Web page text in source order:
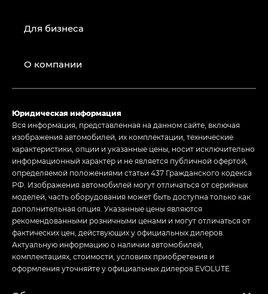
Для бизнеса
О компании
Юридическая информация
Вся информация, представленная на данном сайте, включая
изображения автомобилей, их комплектации, технические
характеристики, опции и указанные цены, носит исключительно
информационный характер и не является публичной офертой,
определяемой положениями статьи 437 Гражданского кодекса
РФ. Изображения автомобилей могут отличаться от серийных
моделей, часть оборудования может быть доступна только как
дополнительная опция. Указанные цены являются
рекомендованными розничными ценами и могут отличаться от
фактических цен, действующих у официальных дилеров.
Актуальную информацию о наличии автомобилей,
комплектациях, стоимости, условиях приобретения и
оформления уточняйте у официальных дилеров EVOLUTE.